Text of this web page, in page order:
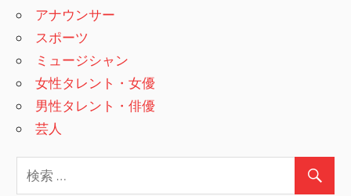
アナウンサー
スポーツ
ミュージシャン
女性タレント・女優
男性タレント・俳優
芸人